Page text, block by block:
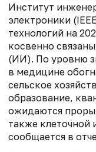
Институт
электроники
технологий на
косвенно
(ИИ). По уровню
в медицине
сельское
образование,
ожидаются
также клеточной
сообщается в